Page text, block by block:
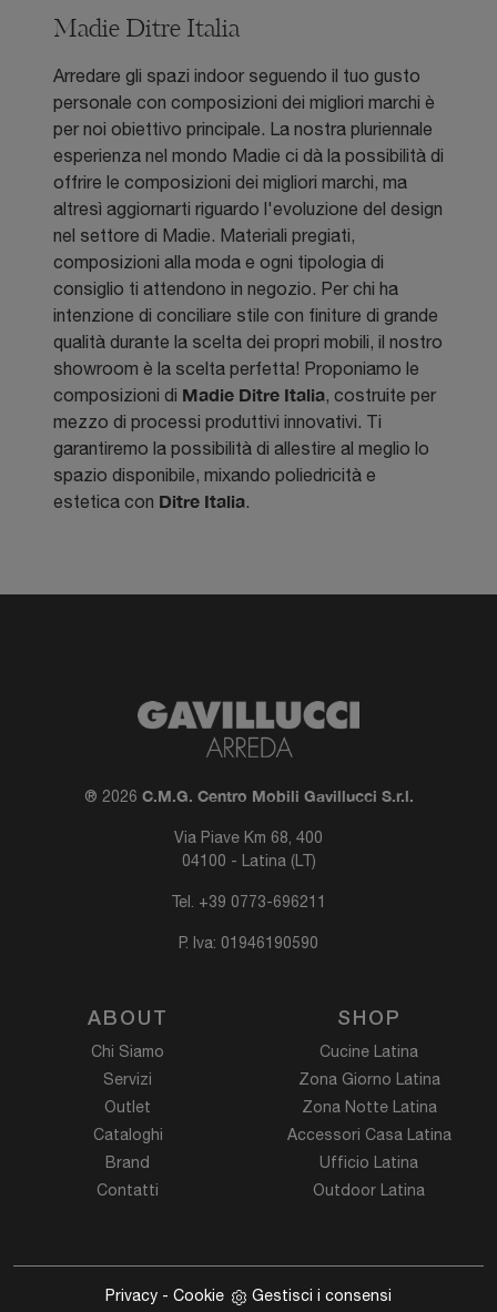
Madie Ditre Italia
Arredare gli spazi indoor seguendo il tuo gusto
personale con composizioni dei migliori marchi è
per noi obiettivo principale. La nostra pluriennale
esperienza nel mondo Madie ci dà la possibilità di
offrire le composizioni dei migliori marchi, ma
altresì aggiornarti riguardo l'evoluzione del design
nel settore di Madie. Materiali pregiati,
composizioni alla moda e ogni tipologia di
consiglio ti attendono in negozio. Per chi ha
intenzione di conciliare stile con finiture di grande
qualità durante la scelta dei propri mobili, il nostro
showroom è la scelta perfetta! Proponiamo le
composizioni di Madie Ditre Italia, costruite per
mezzo di processi produttivi innovativi. Ti
garantiremo la possibilità di allestire al meglio lo
spazio disponibile, mixando poliedricità e
estetica con Ditre Italia.
® 2026 C.M.G. Centro Mobili Gavillucci S.r.l.
Via Piave Km 68, 400
04100 - Latina (LT)
Tel. +39 0773-696211
P. Iva: 01946190590
ABOUT
Chi Siamo
Servizi
Outlet
Cataloghi
Brand
Contatti
SHOP
Cucine Latina
Zona Giorno Latina
Zona Notte Latina
Accessori Casa Latina
Ufficio Latina
Outdoor Latina
Privacy - Cookie Gestisci i consensi